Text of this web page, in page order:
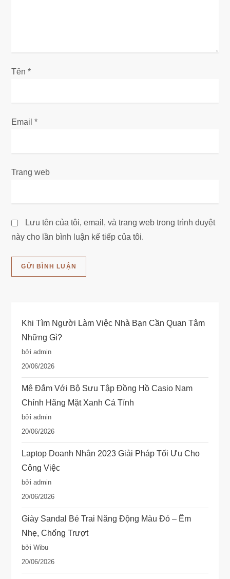
Tên*
Email*
Trang web
Lưu tên của tôi, email, và trang web trong trình duyệt
này cho lần bình luận kế tiếp của tôi.
Khi Tìm Người Làm Việc Nhà Bạn Cần Quan Tâm
Những Gì?
bởi admin
20/06/2026
Mê Đắm Với Bộ Sưu Tập Đồng Hồ Casio Nam
Chính Hãng Mặt Xanh Cá Tính
bởi admin
20/06/2026
Laptop Doanh Nhân 2023 Giải Pháp Tối Ưu Cho
Công Việc
bởi admin
20/06/2026
Giày Sandal Bé Trai Năng Động Màu Đỏ – Êm
Nhẹ, Chống Trượt
bởi Wibu
20/06/2026